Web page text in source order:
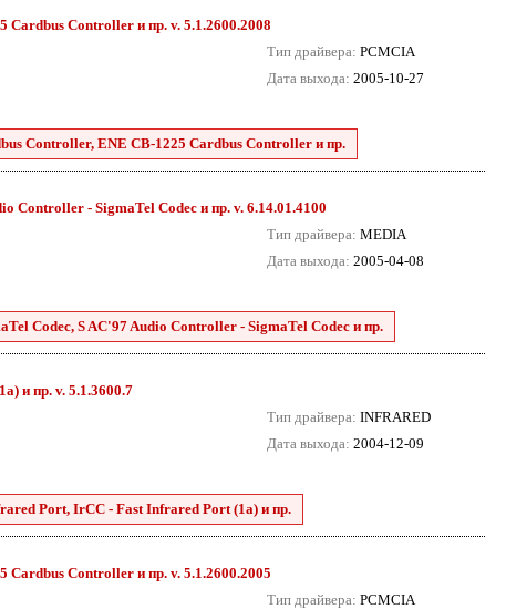
Controller и пр. v. 5.1.2600.2008
Тип драйвера: PCMCIA
Дата выхода: 2005-10-27
Controller, ENE CB-1225 Cardbus Controller и пр.
Controller - SigmaTel Codec и пр. v. 6.14.01.4100
Тип драйвера: MEDIA
Дата выхода: 2005-04-08
Codec, S AC'97 Audio Controller - SigmaTel Codec и пр.
и пр. v. 5.1.3600.7
Тип драйвера: INFRARED
Дата выхода: 2004-12-09
Port, IrCC - Fast Infrared Port (1a) и пр.
Controller и пр. v. 5.1.2600.2005
Тип драйвера: PCMCIA